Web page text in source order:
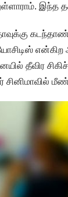
இந்த
என்கிற
தீவிர